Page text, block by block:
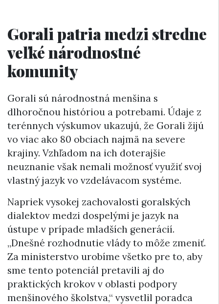
Gorali patria medzi stredne
veľké národnostné
komunity
Gorali sú národnostná menšina s
dlhoročnou históriou a potrebami. Údaje z
terénnych výskumov ukazujú, že Gorali žijú
vo viac ako 80 obciach najmä na severe
krajiny. Vzhľadom na ich doterajšie
neuznanie však nemali možnosť využiť svoj
vlastný jazyk vo vzdelávacom systéme.
Napriek vysokej zachovalosti goralských
dialektov medzi dospelými je jazyk na
ústupe v prípade mladších generácií.
„Dnešné rozhodnutie vlády to môže zmeniť.
Za ministerstvo urobíme všetko pre to, aby
sme tento potenciál pretavili aj do
praktických krokov v oblasti podpory
menšinového školstva,“ vysvetlil poradca